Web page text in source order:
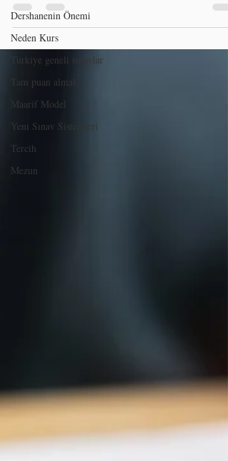
Dershanenin Önemi
Neden Kurs
Türkiye geneli sınavlar
Tam puan almak
Maarif Model
Yeni Sınav Sistemleri
Tercih
Mezun
velilerde yarattığı panik havasını dağıtmak, net
düşüşlerinin bir "başarısızlık" değil, aksine
eksiklerin gerçek sınavdan önce tespit edilmesini
sağlayan altın değerinde bir fırsat olduğunu
netleri bize ne anlatıyor. Deneme Sınavı Netleri
Neden Sürekli Dalgalanır? Sınav hazırlık
bir